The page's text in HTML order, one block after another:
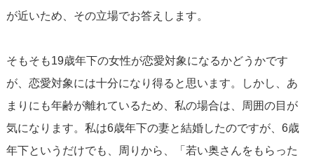
が近いため、その立場でお答えします。
そもそも19歳年下の女性が恋愛対象になるかどうかです
が、恋愛対象には十分になり得ると思います。しかし、あ
まりにも年齢が離れているため、私の場合は、周囲の目が
気になります。私は6歳年下の妻と結婚したのですが、6歳
年下というだけでも、周りから、「若い奥さんをもらった